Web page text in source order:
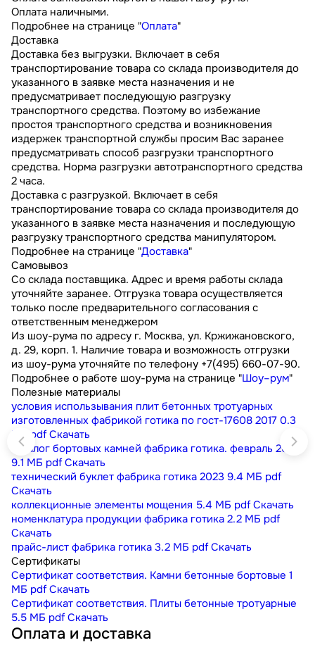
Оплата наличными.
Подробнее на странице "Оплата"
Доставка
Доставка без выгрузки. Включает в себя
транспортирование товара со склада производителя до
указанного в заявке места назначения и не
предусматривает последующую разгрузку
транспортного средства. Поэтому во избежание
простоя транспортного средства и возникновения
издержек транспортной службы просим Вас заранее
предусматривать способ разгрузки транспортного
средства. Норма разгрузки автотранспортного средства
2 часа.
Доставка с разгрузкой. Включает в себя
транспортирование товара со склада производителя до
указанного в заявке места назначения и последующую
разгрузку транспортного средства манипулятором.
Подробнее на странице "Доставка"
Самовывоз
Со склада поставщика. Адрес и время работы склада
уточняйте заранее. Отгрузка товара осуществляется
только после предварительного согласования с
ответственным менеджером
Из шоу-рума по адресу г. Москва, ул. Кржижановского,
д. 29, корп. 1. Наличие товара и возможность отгрузки
из шоу-рума уточняйте по телефону +7(495) 660-07-90.
Подробнее о работе шоу-рума на странице "Шоу–рум"
Полезные материалы
условия использывания плит бетонных тротуарных
изготовленных фабрикой готика по гост-17608 2017 0.3
МБ pdf Скачать
каталог бортовых камней фабрика готика. февраль 2023
9.1 МБ pdf Скачать
технический буклет фабрика готика 2023 9.4 МБ pdf
Скачать
коллекционные элементы мощения 5.4 МБ pdf Скачать
номенклатура продукции фабрика готика 2.2 МБ pdf
Скачать
прайс-лист фабрика готика 3.2 МБ pdf Скачать
Сертификаты
Сертификат соответствия. Камни бетонные бортовые 1
МБ pdf Скачать
Сертификат соответствия. Плиты бетонные тротуарные
5.5 МБ pdf Скачать
Оплата и доставка